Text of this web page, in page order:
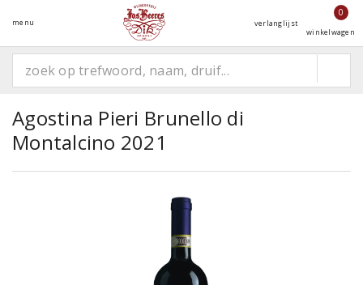
menu verlanglijst
0
winkelwagen
Agostina Pieri Brunello di
Montalcino 2021